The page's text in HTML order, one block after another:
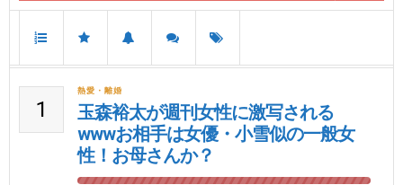
1
熱愛・離婚
玉森裕太が週刊女性に激写される
wwwお相手は女優・小雪似の一般女
性！お母さんか？